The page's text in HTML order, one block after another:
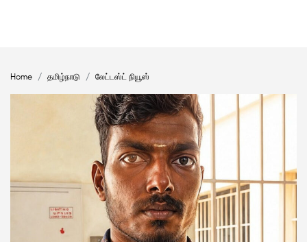
Home தமிழ்நாடு லேட்டஸ்ட் நியூஸ்